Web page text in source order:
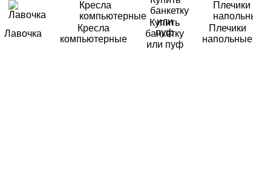
Лавочка
Кресла
компьютерные
Купить
банкетку
или пуф
Плечики
напольные